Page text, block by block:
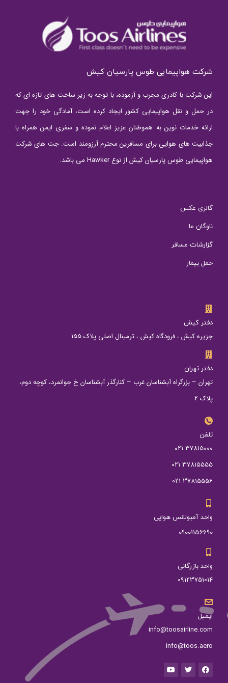
شرکت هواپیمایی طوس پارسیان کیش
این شرکت با کادری مجرب و آزموده، با توجه به زیر ساخت های تازه ای که
در حمل و نقل هواپیمایی کشور ایجاد کرده است، آمادگی خود را جهت
ارائه خدمات نوین به هموطنان عزیز اعلام نموده و سفری ایمن همراه با
جذابیت های هوایی برای مسافرین محترم آرزومند است. جت های شرکت
هواپیمایی طوس پارسیان کیش از نوع Hawker می باشد.
گالری عکس
ناوگان ما
گزارشات مسافر
حمل بیمار
دفتر کیش
جزیره کیش ، فرودگاه کیش ، ترمینال اصلی پلاک 155
دفتر تهران
تهران – بزرگراه آبشناسان غرب – کنارگذر آبشناسان خ جوانمرد، کوچه دوم،
پلاک 2
تلفن
37815000 ۰۲۱
37815555 ۰۲۱
37815556 ۰۲۱
واحد آمبولانس هوایی
09001156690
واحد بازرگانی
09123751014
ایمیل
info@toosairline.com
info@toos.aero